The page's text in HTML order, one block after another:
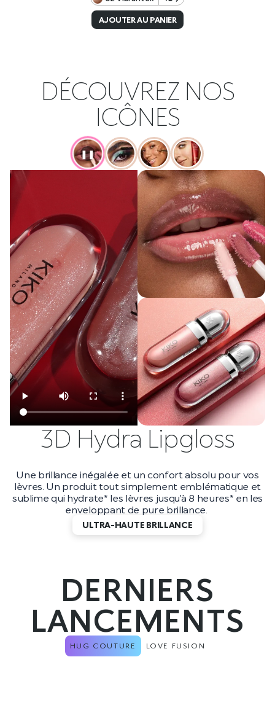
AJOUTER AU PANIER
DÉCOUVREZ NOS
ICÔNES
❚❚
3D Hydra Lipgloss
Une brillance inégalée et un confort absolu pour vos
lèvres. Un produit tout simplement emblématique et
sublime qui hydrate* les lèvres jusqu’à 8 heures* en les
enveloppant de pure brillance.
ULTRA-HAUTE BRILLANCE
DERNIERS
LANCEMENTS
HUG COUTURE LOVE FUSION